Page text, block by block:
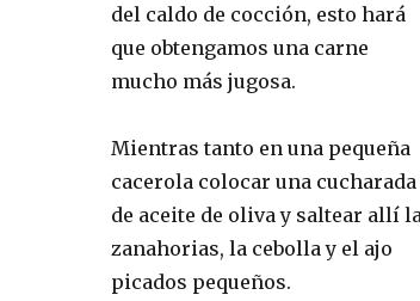
del caldo de cocción, esto hará
que obtengamos una carne
mucho más jugosa.
Mientras tanto en una pequeña
cacerola colocar una cucharada
de aceite de oliva y saltear allí
zanahorias, la cebolla y el ajo
picados pequeños.